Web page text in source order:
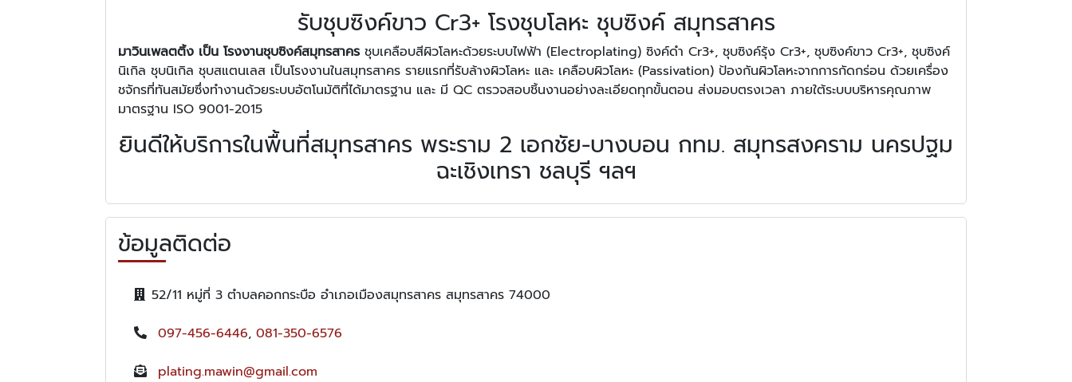
รับชุบซิงค์ขาว Cr3+ โรงชุบโลหะ ชุบซิงค์ สมุทรสาคร
มาวินเพลตติ้ง เป็น โรงงานชุบซิงค์สมุทรสาคร ชุบเคลือบสีผิวโลหะด้วยระบบไฟฟ้า (Electroplating) ซิงค์ดำ Cr3+, ชุบซิงค์รุ้ง Cr3+, ชุบซิงค์ขาว Cr3+, ชุบซิงค์
นิเกิล ชุบนิเกิล ชุบสแตนเลส เป็นโรงงานในสมุทรสาคร รายแรกที่รับล้างผิวโลหะ และ เคลือบผิวโลหะ (Passivation) ป้องกันผิวโลหะจากการกัดกร่อน ด้วยเครื่อง
ชจักรที่ทันสมัยซึ่งทำงานด้วยระบบอัตโนมัติที่ได้มาตรฐาน และ มี QC ตรวจสอบชิ้นงานอย่างละเอียดทุกขั้นตอน ส่งมอบตรงเวลา ภายใต้ระบบบริหารคุณภาพ
มาตรฐาน ISO 9001-2015
ยินดีให้บริการในพื้นที่สมุทรสาคร พระราม 2 เอกชัย-บางบอน กทม. สมุทรสงคราม นครปฐม
ฉะเชิงเทรา ชลบุรี ฯลฯ
ข้อมูลติดต่อ
52/11 หมู่ที่ 3 ตำบลคอกกระบือ อำเภอเมืองสมุทรสาคร สมุทรสาคร 74000
097-456-6446, 081-350-6576
plating.mawin@gmail.com